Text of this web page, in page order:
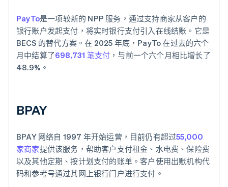
PayTo是一项较新的 NPP 服务，通过支持商家从客户的
银行账户发起支付，将实时银行支付引入在线结账。它是
BECS 的替代方案。在 2025 年底，PayTo 在过去的六个
月中结算了698,731 笔支付 ，与前一个六个月相比增长了
48.9%。
BPAY
BPAY 网络自 1997 年开始运营，目前仍有超过55,000
家商家提供该服务，帮助客户支付租金、水电费、保险费
以及其他定期、按计划支付的账单。客户使用出账机构代
码和参考号通过其网上银行门户进行支付。